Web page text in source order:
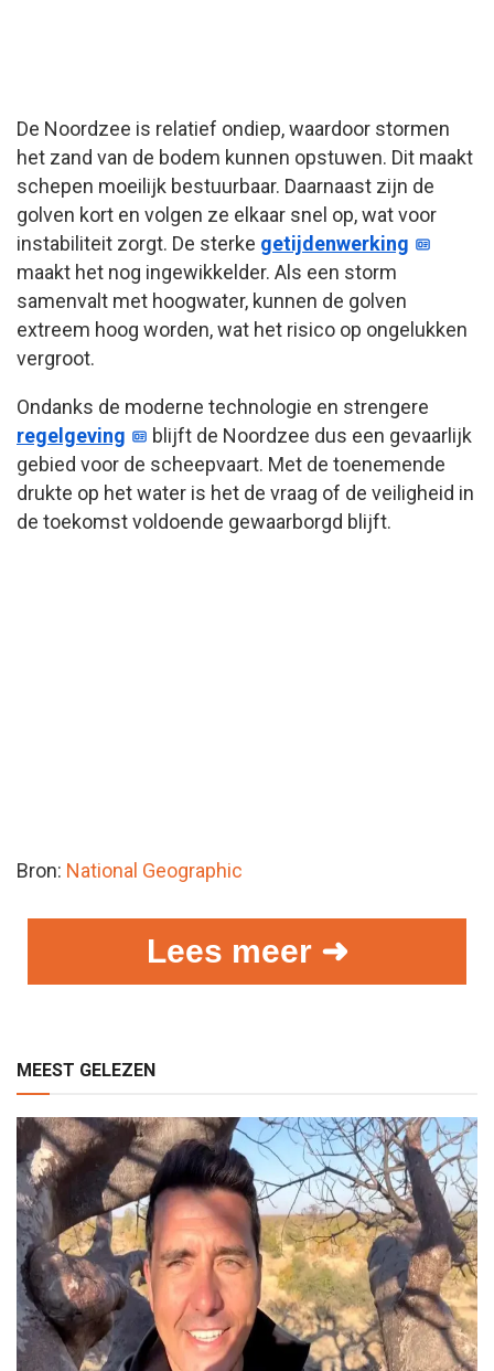
De Noordzee is relatief ondiep, waardoor stormen
het zand van de bodem kunnen opstuwen. Dit maakt
schepen moeilijk bestuurbaar. Daarnaast zijn de
golven kort en volgen ze elkaar snel op, wat voor
instabiliteit zorgt. De sterke getijdenwerking
maakt het nog ingewikkelder. Als een storm
samenvalt met hoogwater, kunnen de golven
extreem hoog worden, wat het risico op ongelukken
vergroot.
Ondanks de moderne technologie en strengere
regelgeving
blijft de Noordzee dus een gevaarlijk
gebied voor de scheepvaart. Met de toenemende
drukte op het water is het de vraag of de veiligheid in
de toekomst voldoende gewaarborgd blijft.
Bron: National Geographic
Lees meer ➜
MEEST GELEZEN